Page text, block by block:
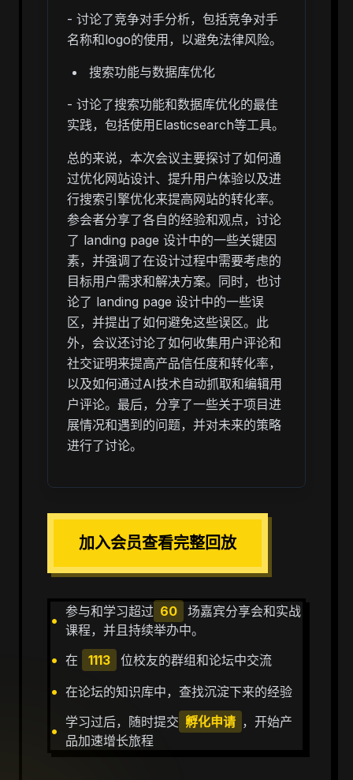
- 讨论了竞争对手分析，包括竞争对手
名称和logo的使用，以避免法律风险。
搜索功能与数据库优化
- 讨论了搜索功能和数据库优化的最佳
实践，包括使用Elasticsearch等工具。
总的来说，本次会议主要探讨了如何通
过优化网站设计、提升用户体验以及进
行搜索引擎优化来提高网站的转化率。
参会者分享了各自的经验和观点，讨论
了 landing page 设计中的一些关键因
素，并强调了在设计过程中需要考虑的
目标用户需求和解决方案。同时，也讨
论了 landing page 设计中的一些误
区，并提出了如何避免这些误区。此
外，会议还讨论了如何收集用户评论和
社交证明来提高产品信任度和转化率，
以及如何通过AI技术自动抓取和编辑用
户评论。最后，分享了一些关于项目进
展情况和遇到的问题，并对未来的策略
进行了讨论。
加入会员查看完整回放
• 参与和学习超过 60
场嘉宾分享会和实战
课程，并且持续举办中。
• 在 1113 位校友的群组和论坛中交流
• 在论坛的知识库中，查找沉淀下来的经验
• 学习过后，随时提交 孵化申请 ，开始产
品加速增长旅程